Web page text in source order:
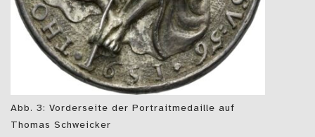
Abb. 3: Vorderseite der Portraitmedaille auf
Thomas Schweicker